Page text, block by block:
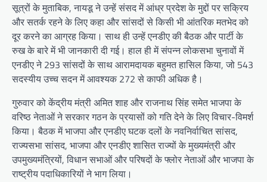
सूत्रों के मुताबिक, नायडू ने उन्हें संसद में आंध्र प्रदेश के मुद्दों पर सक्रिय
और सतर्क रहने के लिए कहा और सांसदों से किसी भी आंतरिक मतभेद को
दूर करने का आग्रह किया। साथ ही उन्हें एनडीए की बैठक और पार्टी के
रुख के बारे में भी जानकारी दी गई। हाल ही में संपन्न लोकसभा चुनावों में
एनडीए ने 293 सांसदों के साथ आरामदायक बहुमत हासिल किया, जो 543
सदस्यीय उच्च सदन में आवश्यक 272 से काफी अधिक है।
गुरुवार को केंद्रीय मंत्री अमित शाह और राजनाथ सिंह समेत भाजपा के
वरिष्ठ नेताओं ने सरकार गठन के प्रयासों को गति देने के लिए विचार-विमर्श
किया। बैठक में भाजपा और एनडीए घटक दलों के नवनिर्वाचित सांसद,
राज्यसभा सांसद, भाजपा और एनडीए शासित राज्यों के मुख्यमंत्री और
उपमुख्यमंत्रियों, विधान सभाओं और परिषदों के फ्लोर नेताओं और भाजपा के
राष्ट्रीय पदाधिकारियों ने भाग लिया।